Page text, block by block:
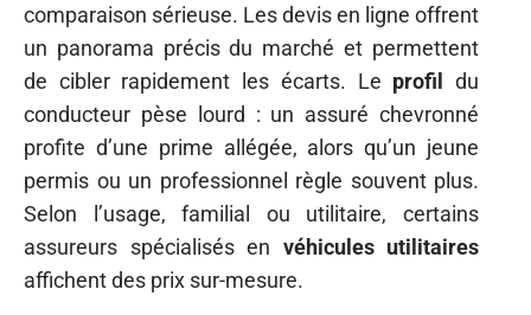
comparaison sérieuse. Les devis en ligne offrent
un panorama précis du marché et permettent
de cibler rapidement les écarts. Le profil du
conducteur pèse lourd : un assuré chevronné
profite d’une prime allégée, alors qu’un jeune
permis ou un professionnel règle souvent plus.
Selon l’usage, familial ou utilitaire, certains
assureurs spécialisés en véhicules utilitaires
affichent des prix sur-mesure.